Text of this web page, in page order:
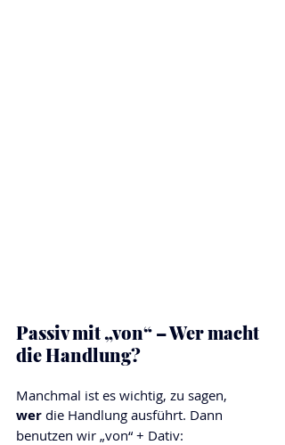
Passiv mit „von“ – Wer macht
die Handlung?
Manchmal ist es wichtig, zu sagen,
wer die Handlung ausführt. Dann
benutzen wir „von“ + Dativ: